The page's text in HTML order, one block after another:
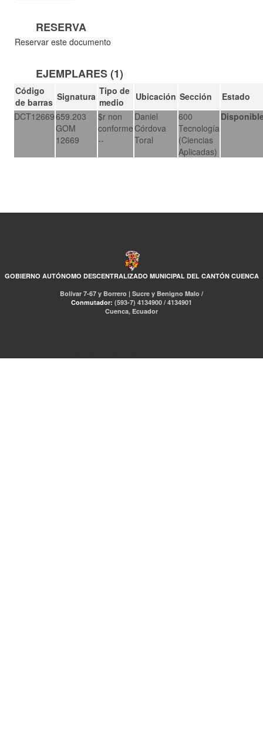
RESERVA
Reservar este documento
EJEMPLARES (1)
Código
de barras Signatura Tipo de
medio
Ubicación Sección
Estado
DCT12669659.203
GOM
12669
$r non
conforme
--
Daniel
Córdova
Toral
600
Tecnología
(Ciencias
Aplicadas)
GOBIERNO AUTÓNOMO DESCENTRALIZADO MUNICIPAL DEL CANTÓN CUENCA
Bolívar 7-67 y Borrero | Sucre y Benigno Malo /
Conmutador: (593-7) 4134900 / 4134901
Cuenca, Ecuador